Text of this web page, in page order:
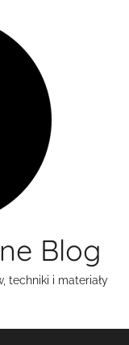
Blog
techniki i materiały